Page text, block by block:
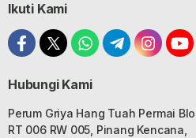
Ikuti Kami
Hubungi Kami
Perum Griya Hang Tuah Permai
RT 006 RW 005, Pinang Kencana,